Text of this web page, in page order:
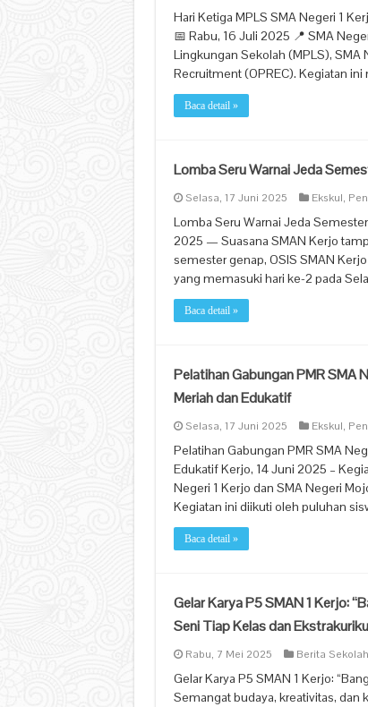
Hari Ketiga MPLS SMA Negeri 1
📅 Rabu, 16 Juli 2025 📍 SMA
Lingkungan Sekolah (MPLS),
Recruitment (OPREC). Kegiatan
Baca detail »
Lomba Seru Warnai Jeda
Selasa, 17 Juni 2025 Ekskul,
Lomba Seru Warnai Jeda
2025 — Suasana SMAN Kerjo
semester genap, OSIS SMAN
yang memasuki hari ke-2 pada
Baca detail »
Pelatihan Gabungan PMR SMA
Meriah dan Edukatif
Selasa, 17 Juni 2025 Ekskul,
Pelatihan Gabungan PMR SMA
Edukatif Kerjo, 14 Juni 2025 –
Negeri 1 Kerjo dan SMA Negeri
Kegiatan ini diikuti oleh puluhan
Baca detail »
Gelar Karya P5 SMAN 1 Kerjo:
Seni Tiap Kelas dan
Rabu, 7 Mei 2025 Berita Sekolah
Gelar Karya P5 SMAN 1 Kerjo:
Semangat budaya, kreativitas, dan